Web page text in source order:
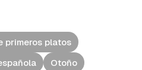
primeros platos
Otoño